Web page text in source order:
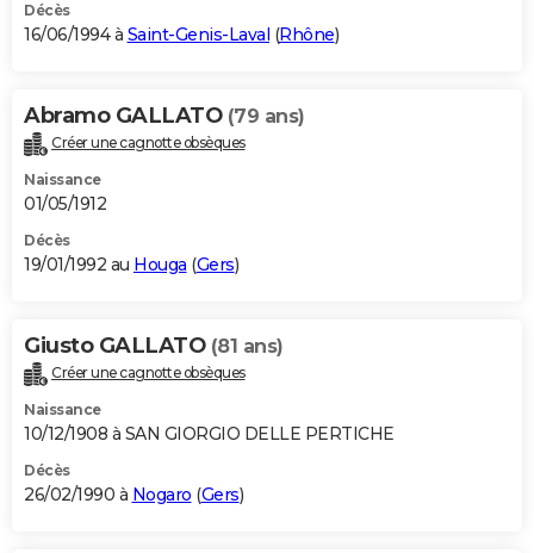
Décès
16/06/1994 à Saint-Genis-Laval (Rhône)
Abramo GALLATO (79 ans)
Créer une cagnotte obsèques
Naissance
01/05/1912
Décès
19/01/1992 au Houga (Gers)
Giusto GALLATO (81 ans)
Créer une cagnotte obsèques
Naissance
10/12/1908 à SAN GIORGIO DELLE PERTICHE
Décès
26/02/1990 à Nogaro (Gers)